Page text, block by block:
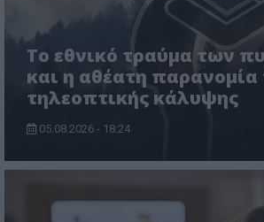
Το εθνικό τραύμα των
και η αθέατη παρανομία
τηλεοπτικής κάλυψης
05.08.2026 - 18:24